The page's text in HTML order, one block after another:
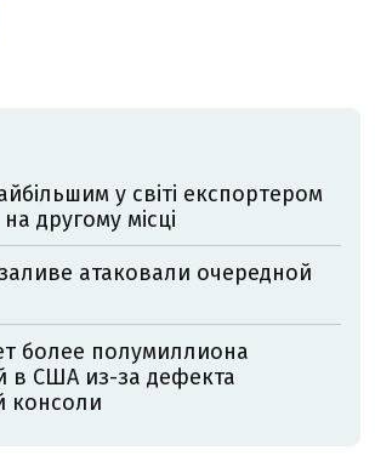
у світі експортером
другому місці
атаковали очередной
более полумиллиона
в США из-за дефекта
консоли